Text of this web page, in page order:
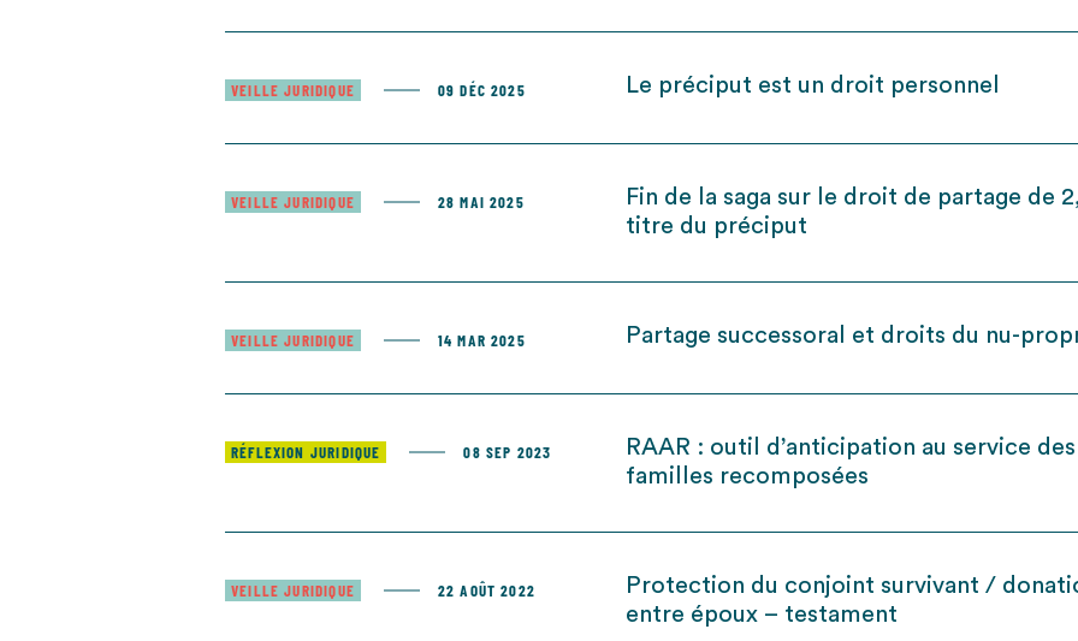
VEILLE JURIDIQUE 09 DÉC 2025 Le préciput est un droit personnel
VEILLE JURIDIQUE 28 MAI 2025
Fin de la saga sur le droit de partage de
titre du préciput
VEILLE JURIDIQUE 14 MAR 2025 Partage successoral et droits du nu-
RÉFLEXION JURIDIQUE 08 SEP 2023
RAAR : outil d’anticipation au service des
familles recomposées
VEILLE JURIDIQUE 22 AOÛT 2022
Protection du conjoint survivant /
entre époux – testament